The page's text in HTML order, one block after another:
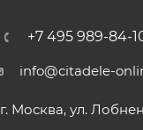
+7 495 989-84-
info@citadele-
г. Москва, ул.